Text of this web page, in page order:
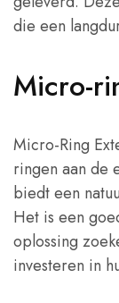
die een
Micro-
Micro-Ring
ringen aan de
biedt een
Het is een
oplossing
investeren in